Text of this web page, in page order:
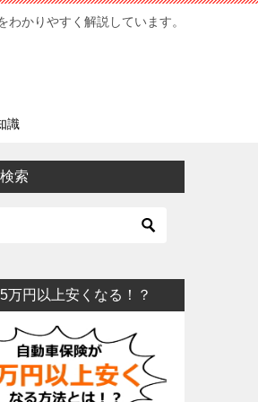
かりやすく解説しています。
識
索
万円以上安くなる！？